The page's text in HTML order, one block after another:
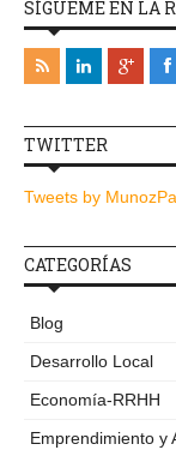
SÍGUEME EN LA
TWITTER
Tweets by
CATEGORÍAS
Blog
Desarrollo Local
Economía-RRHH
Emprendimiento y